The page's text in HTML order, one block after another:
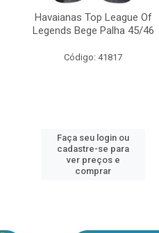
Havaianas Top League Of
Legends Bege Palha 45/46
Código: 41817
Faça seu login ou
cadastre-se para
ver preços e
comprar